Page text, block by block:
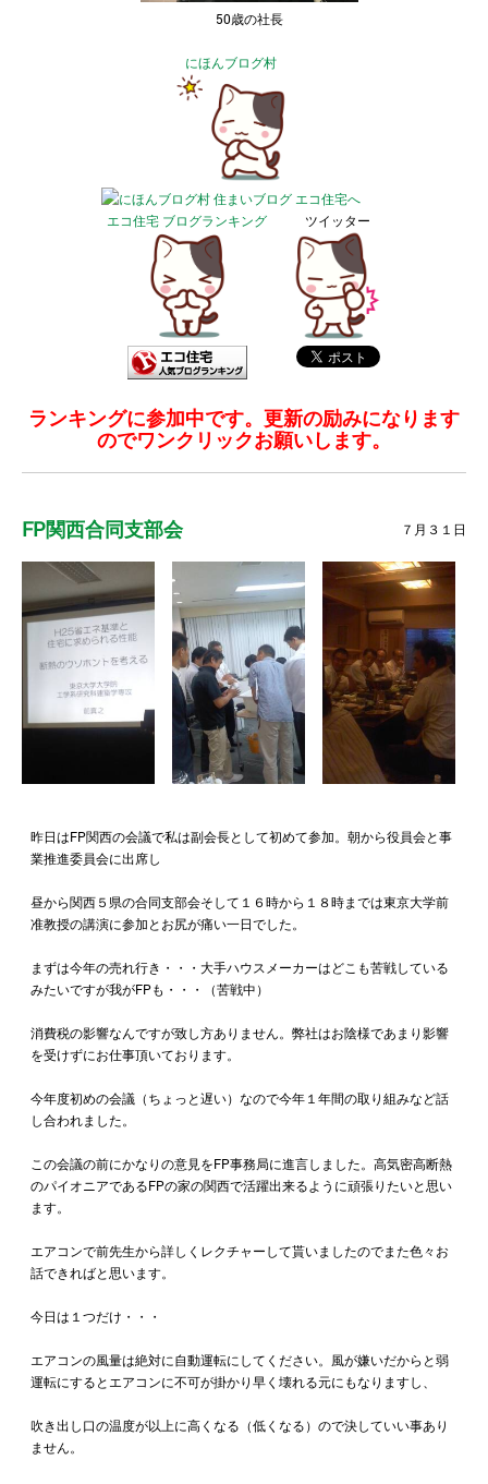
50歳の社長
にほんブログ村
エコ住宅 ブログランキング ツイッター
ランキングに参加中です。更新の励みになります
のでワンクリックお願いします。
FP関西合同支部会 ７月３１日
昨日はFP関西の会議で私は副会長として初めて参加。朝から役員会と事
業推進委員会に出席し
昼から関西５県の合同支部会そして１６時から１８時までは東京大学前
准教授の講演に参加とお尻が痛い一日でした。
まずは今年の売れ行き・・・大手ハウスメーカーはどこも苦戦している
みたいですが我がFPも・・・（苦戦中）
消費税の影響なんですが致し方ありません。弊社はお陰様であまり影響
を受けずにお仕事頂いております。
今年度初めの会議（ちょっと遅い）なので今年１年間の取り組みなど話
し合われました。
この会議の前にかなりの意見をFP事務局に進言しました。高気密高断熱
のパイオニアであるFPの家の関西で活躍出来るように頑張りたいと思い
ます。
エアコンで前先生から詳しくレクチャーして貰いましたのでまた色々お
話できればと思います。
今日は１つだけ・・・
エアコンの風量は絶対に自動運転にしてください。風が嫌いだからと弱
運転にするとエアコンに不可が掛かり早く壊れる元にもなりますし、
吹き出し口の温度が以上に高くなる（低くなる）ので決していい事あり
ません。